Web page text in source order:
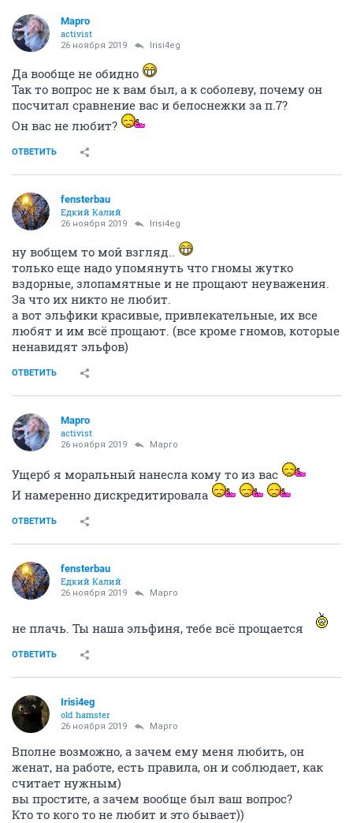
Mаргo
activist
26 ноября 2019 Irisi4eg
Да вообще не обидно
Так то вопрос не к вам был, а к соболеву, почему он
посчитал сравнение вас и белоснежки за п.7?
Он вас не любит?
ОТВЕТИТЬ
fensterbau
Едкий Калий
26 ноября 2019 Irisi4eg
ну вобщем то мой взгляд..
только еще надо упомянуть что гномы жутко
вздорные, злопамятные и не прощают неуважения.
За что их никто не любит.
а вот эльфики красивые, привлекательные, их все
любят и им всё прощают. (все кроме гномов, которые
ненавидят эльфов)
ОТВЕТИТЬ
Mаргo
activist
26 ноября 2019 Mаргo
Ущерб я моральный нанесла кому то из вас
И намеренно дискредитировала
ОТВЕТИТЬ
fensterbau
Едкий Калий
26 ноября 2019 Mаргo
не плачь. Ты наша эльфиня, тебе всё прощается
ОТВЕТИТЬ
Irisi4eg
old hamster
26 ноября 2019 Mаргo
Вполне возможно, а зачем ему меня любить, он
женат, на работе, есть правила, он и соблюдает, как
считает нужным)
вы простите, а зачем вообще был ваш вопрос?
Кто то кого то не любит и это бывает))